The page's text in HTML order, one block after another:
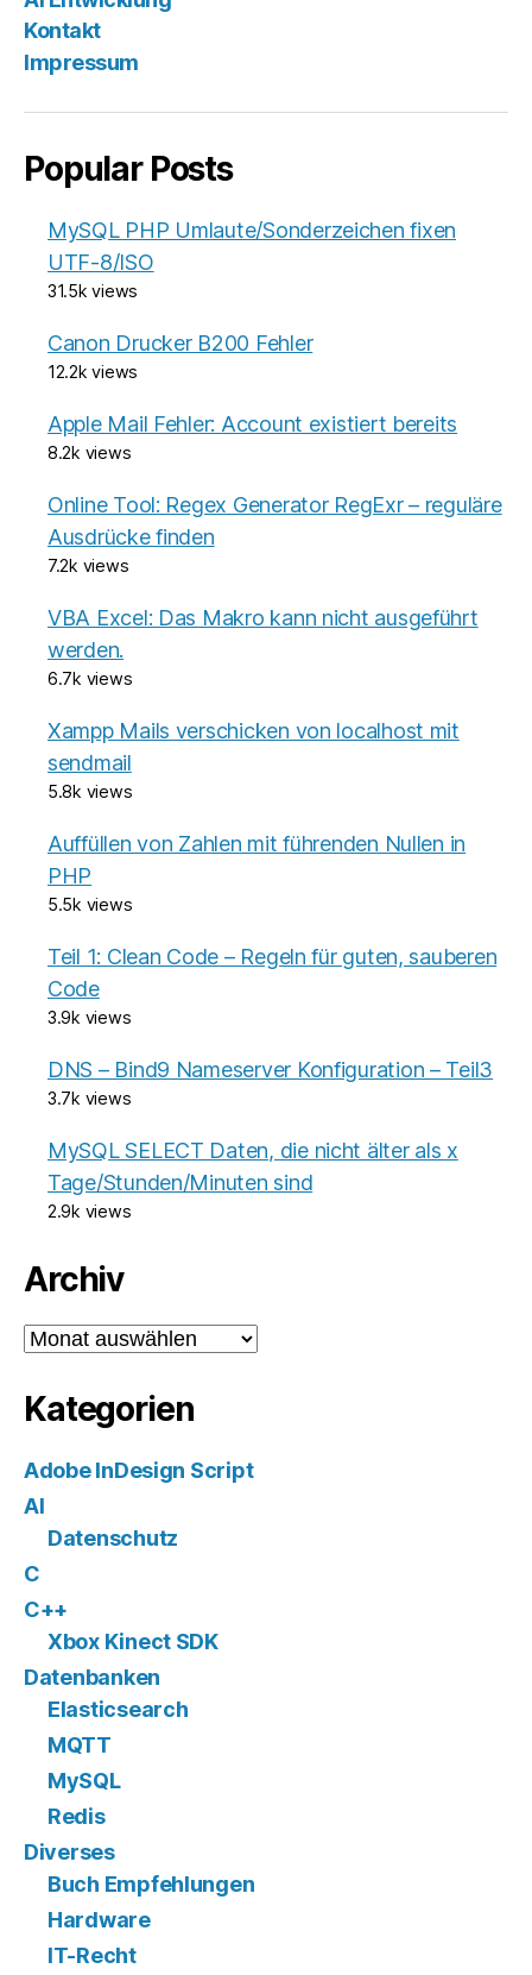
Kontakt
Impressum
Popular Posts
MySQL PHP Umlaute/Sonderzeichen fixen
UTF-8/ISO
31.5k views
Canon Drucker B200 Fehler
12.2k views
Apple Mail Fehler: Account existiert bereits
8.2k views
Online Tool: Regex Generator RegExr – reguläre
Ausdrücke finden
7.2k views
VBA Excel: Das Makro kann nicht ausgeführt
werden.
6.7k views
Xampp Mails verschicken von localhost mit
sendmail
5.8k views
Auffüllen von Zahlen mit führenden Nullen in
PHP
5.5k views
Teil 1: Clean Code – Regeln für guten, sauberen
Code
3.9k views
DNS – Bind9 Nameserver Konfiguration – Teil3
3.7k views
MySQL SELECT Daten, die nicht älter als x
Tage/Stunden/Minuten sind
2.9k views
Archiv
Archiv
Kategorien
Adobe InDesign Script
AI
Datenschutz
C
C++
Xbox Kinect SDK
Datenbanken
Elasticsearch
MQTT
MySQL
Redis
Diverses
Buch Empfehlungen
Hardware
IT-Recht